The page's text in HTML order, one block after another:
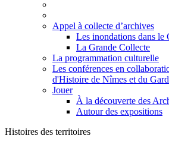
Appel à collecte d’archives
Les inondations dans le
La Grande Collecte
La programmation culturelle
Les conférences en
d'Histoire de Nîmes et du Gard
Jouer
À la découverte des
Autour des expositions
Histoires des territoires